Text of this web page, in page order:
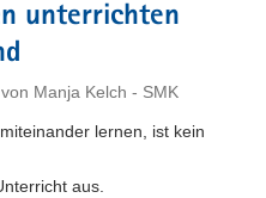
unterrichten
von Manja Kelch - SMK
lernen, ist kein
aus.